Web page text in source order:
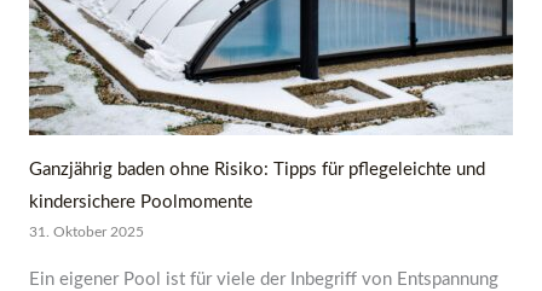
Ganzjährig baden ohne Risiko: Tipps für pflegeleichte und
kindersichere Poolmomente
31. Oktober 2025
Ein eigener Pool ist für viele der Inbegriff von Entspannung